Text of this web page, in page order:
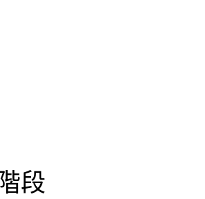
段